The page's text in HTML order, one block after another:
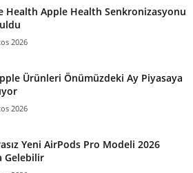
Health Apple Health Senkronizasyonu
2026
Ürünleri Önümüzdeki Ay Piyasaya
2026
Yeni AirPods Pro Modeli 2026
Gelebilir